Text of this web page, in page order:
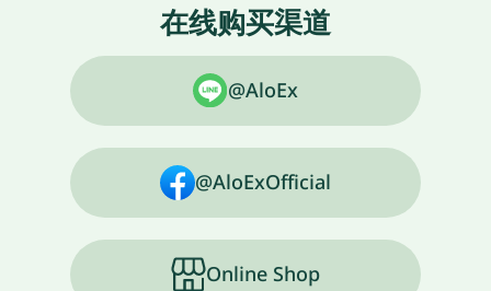
在线购买渠道
@AloEx
@AloExOfficial
Online Shop